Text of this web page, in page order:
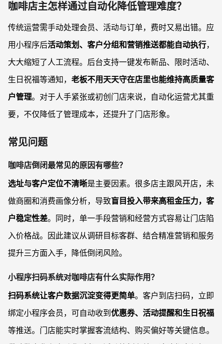
咖啡店主怎样通过自动化降低管理难度？
传统运营需手动处理会员、活动与订单，费时又易出错。应
用小程序后活动策划、客户分组和营销推送都能自动执行，
大大缩短了人工流程。后台支持一键发布新品、限时活动、
生日祝福等通知， 老板不用天天守在店里也能维持高质量客
户管理。对于人手紧张或初创门店来说，自动化运营尤其重
要，不仅降低了管理成本，还提升了门店形象。
常见问题
咖啡店倒闭最常见的原因有哪些？
选址与客户定位不清晰是主要因素。很多店主跟风开店，未
做商圈和消费画像分析，导致盲目投入带来高租金压力，客
户稳定性差。同时，单一手段营销和经营方式容易让门店陷
入价格战。因此建议从调研目标客群、结合精准营销和服务
提升三方面入手，降低倒闭风险。
小程序扫码系统对咖啡店有什么实际作用？
扫码系统让客户数据沉淀变得更简单。客户到店扫码，立即
绑定小程序会员，可自动收到 优惠券、活动提醒和生日祝福
等推送。门店能实时掌握客流结构、购买偏好等关键信息。